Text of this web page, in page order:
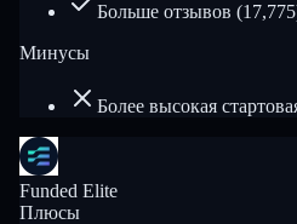
Больше отзывов
Минусы
Более высокая
Funded Elite
Плюсы